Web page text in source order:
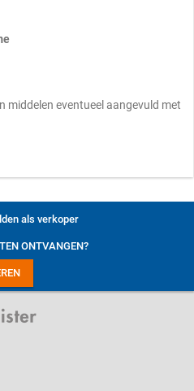
middelen eventueel aangevuld met
als verkoper
ONTVANGEN?